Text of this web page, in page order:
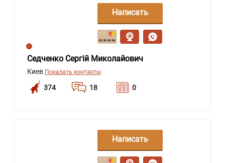
Седченко Сергій Миколайович
Киев Показать контакты
374 18 0
Написать
сообщение
Написать
сообщение